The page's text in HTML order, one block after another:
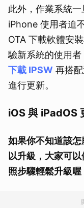
此外，作業系統
iPhone 使用者迫
OTA 下載軟體安
驗新系統的使用
下載 IPSW 再搭
進行更新。
iOS 與 iPadOS
如果你不知道該
以升級，大家可
照步驟輕鬆升級喔